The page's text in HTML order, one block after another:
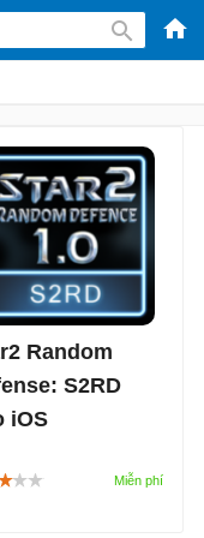
-
Random
S2RD
iOS
Random Defense: